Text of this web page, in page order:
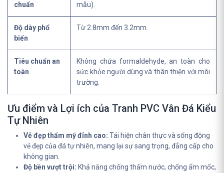
chuẩn
mẫu).
Độ dày phổ
biến
Từ 2.8mm đến 3.2mm.
Tiêu chuẩn an
toàn
Không chứa formaldehyde, an toàn cho
sức khỏe người dùng và thân thiện với môi
trường.
Ưu điểm và Lợi ích của Tranh PVC Vân Đá Kiểu
Tự Nhiên
Vẻ đẹp thẩm mỹ đỉnh cao: Tái hiện chân thực và sống động
vẻ đẹp của đá tự nhiên, mang lại sự sang trọng, đẳng cấp cho
không gian.
Độ bền vượt trội: Khả năng chống thấm nước, chống ẩm mốc,